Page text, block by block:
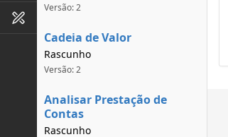
Versão: 2
Cadeia de Valor
Rascunho
Versão: 2
Analisar Prestação de
Contas
Rascunho